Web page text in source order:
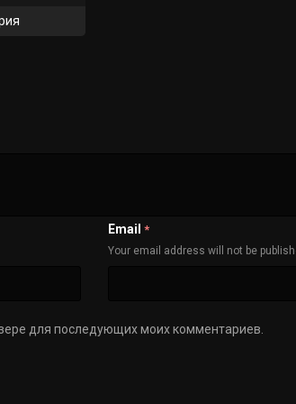
Email *
Your email address will not be
для последующих моих комментариев.